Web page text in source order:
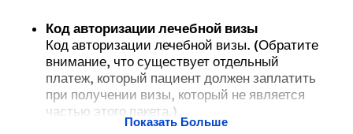
Код авторизации лечебной визы
Код авторизации лечебной визы. (Обратите
внимание, что существует отдельный
платеж, который пациент должен заплатить
при получении визы, который не является
частью этого пакета.)
Показать Больше